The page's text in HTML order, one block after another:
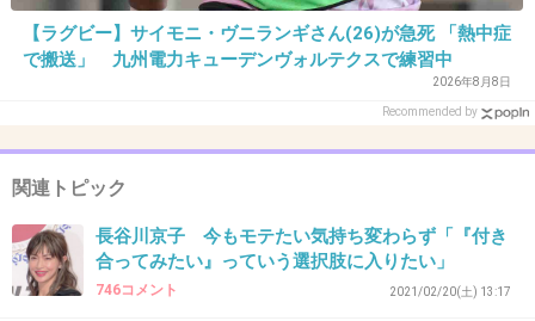
+29 -2
>>9
男→若い女性→オジアタック！止めろ！
女→若い男性→そもそもオバアタックではな
い、女性から迫られて嫌な男はいない！
このダブスタ
【ラグビー】サイモニ・ヴニランギさん(26)が急死 「熱中症
で搬送」 九州電力キューデンヴォルテクスで練習中
2026年8月8日
Recommended by
関連トピック
長谷川京子 今もモテたい気持ち変わらず「『付き
合ってみたい』っていう選択肢に入りたい」
746コメント 2021/02/20(土) 13:17